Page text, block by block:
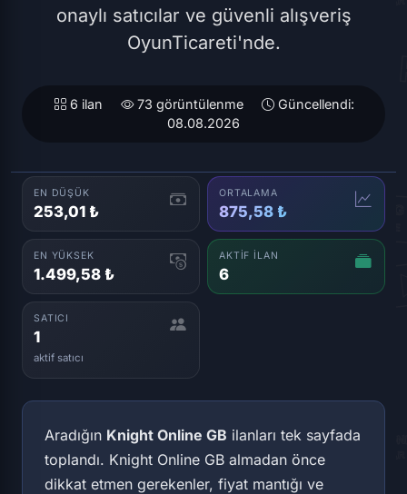
onaylı satıcılar ve güvenli alışveriş
OyunTicareti'nde.
6 ilan 73 görüntülenme
Güncellendi:
08.08.2026
EN DÜŞÜK
253,01 ₺
ORTALAMA
875,58 ₺
EN YÜKSEK
1.499,58 ₺
AKTIF İLAN
6
SATICI
1
aktif satıcı
Aradığın Knight Online GB ilanları tek sayfada
toplandı. Knight Online GB almadan önce
dikkat etmen gerekenler, fiyat mantığı ve